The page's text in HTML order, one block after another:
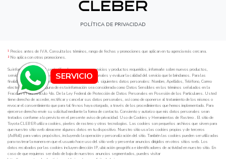
SERVICIO
POLÍTICA DE PRIVACIDAD
¹ Precios antes de IVA. Consulta los términos, rango de fechas y promociones que aplican en tu agencia más cercana.
² No aplica con otras promociones.
Su información personal será utilizada para proveer servicios y productos requeridos, informarle sobre nuevos productos,
servicios o cambios en los mismos, mensajes promocionales y evaluar la calidad del servicio que le brindamos. Para las
finalidades antes mencionadas, requerimos obtener los siguientes datos personales: Nombre, Apellidos, Teléfono, Correo
electrónico; sin que ninguna de esta información sea considerada como Datos Sensibles en los términos señalados en la
Fracción VI del Artículo ²do. De la Ley Federal de Protección de Datos Personales en Posesión de los Particulares. Usted
tiene derecho de acceder, rectificar y cancelar sus datos personales, así como de oponerse al tratamiento de los mismos o
revocar el consentimiento que para tal fin nos haya otorgado, a través de los procedimientos que hemos implementado. Para
ejercerse derecho envíe su solicitud mediante la forma de contacto. Consiento y autorizo que mis datos personales sean
tratados conforme a lo previsto en el presente aviso de privacidad. Uso de Cookies y Herramientas de Rastreo . El sitio de
Toyota CLEBER utiliza cookies, pixeles de rastreo y otras tecnologías. Las cookies son pequeños archivos que sirven para
que nuestro sitio web almacene algunos datos en tu dispositivo. Nuestro sitio usa las cookies propias y de terceros
(AdRoll) para varios propósitos, incluyendo la operación y personalización del sitio. También las cookies pueden ser utilizadas
para rastrear la manera en que el usuario hace uso del sitio web y presentar anuncios dirigidos en otros sitios web. Los
datos recabados por las cookies incluyen dirección IP, ubicación geográfica e identificadores de actividad en nuestro sitio. En
caso de que requieras ser dado de baja de nuestros anuncios segmentados, puedes visitar